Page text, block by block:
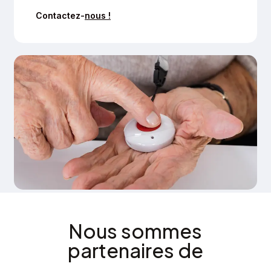
Contactez-nous !
Nous sommes
partenaires de